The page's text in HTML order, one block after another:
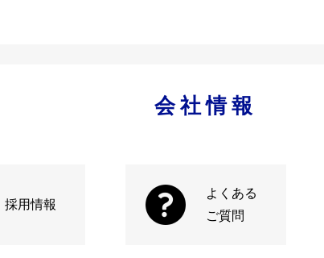
会社情報
採用情報
よくある
ご質問